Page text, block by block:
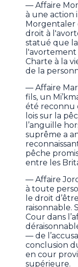
— Affaire
à une action
Morgentaler
droit à
statué que
l'avortement
Charte à la
de la
— Affaire
fils, un
été reconnu
lois sur la
l’anguille
suprême a
pêche
entre les
— Affaire
à toute
le droit
raisonnable.
Cour dans
— de
conclusion
en cour
supérieure.